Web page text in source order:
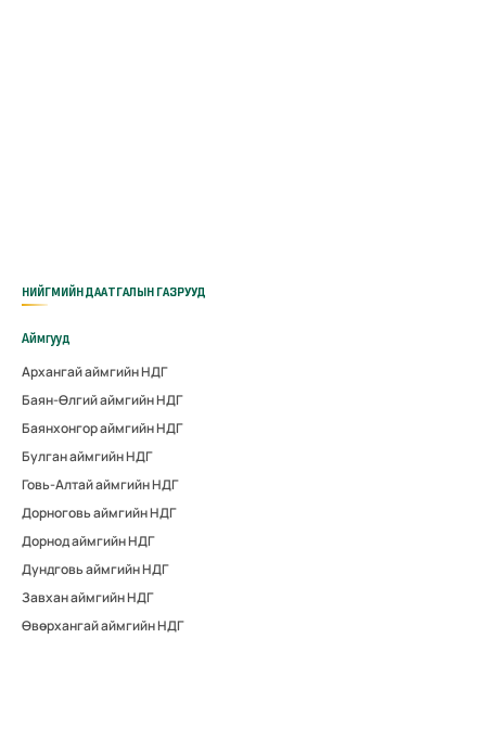
НИЙГМИЙН ДААТГАЛЫН ГАЗРУУД
Аймгууд
Архангай аймгийн НДГ
Баян-Өлгий аймгийн НДГ
Баянхонгор аймгийн НДГ
Булган аймгийн НДГ
Говь-Алтай аймгийн НДГ
Дорноговь аймгийн НДГ
Дорнод аймгийн НДГ
Дундговь аймгийн НДГ
Завхан аймгийн НДГ
Өвөрхангай аймгийн НДГ